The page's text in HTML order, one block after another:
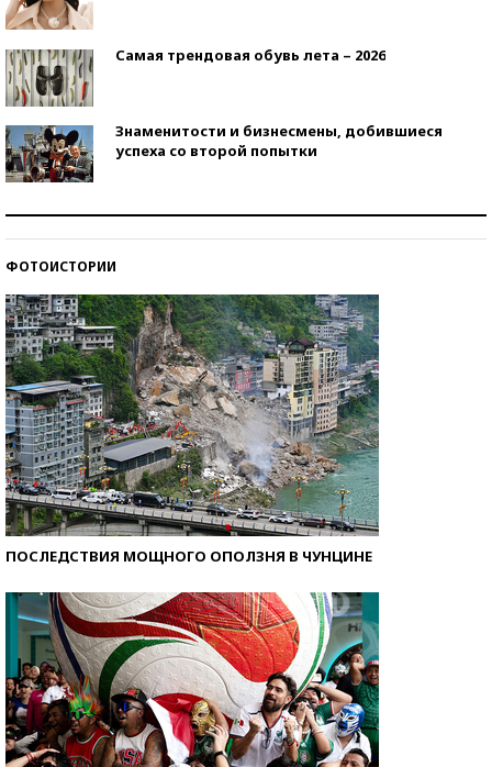
Самая трендовая обувь лета – 2026
Знаменитости и бизнесмены, добившиеся
успеха со второй попытки
ФОТОИСТОРИИ
ПОСЛЕДСТВИЯ МОЩНОГО ОПОЛЗНЯ В ЧУНЦИНЕ